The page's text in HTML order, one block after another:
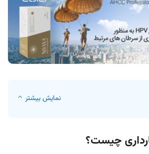
نمایش بیشتر
چیست؟